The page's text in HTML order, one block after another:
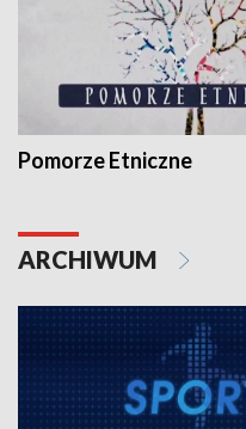
Pomorze Etniczne
ARCHIWUM